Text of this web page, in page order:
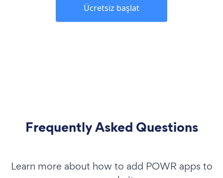
Ücretsiz başlat
Frequently Asked Questions
Learn more about how to add POWR apps to